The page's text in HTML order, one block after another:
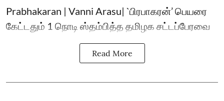
Prabhakaran | Vanni Arasu| `பிரபாகரன்’ பெயரை
கேட்டதும் 1 நொடி ஸ்தம்பித்த தமிழக சட்டப்பேரவை
Read More